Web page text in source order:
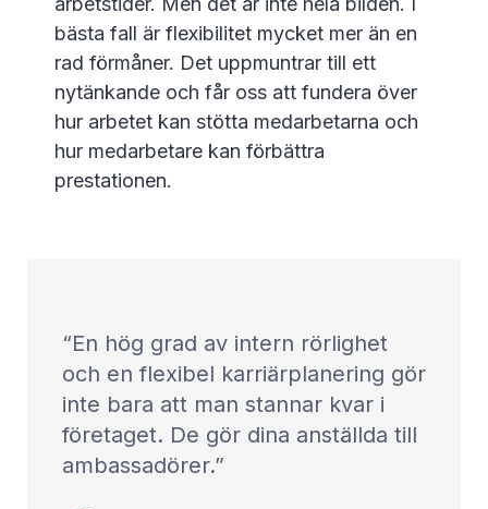
bästa fall är flexibilitet mycket mer än en
rad förmåner. Det uppmuntrar till ett
nytänkande och får oss att fundera över
hur arbetet kan stötta medarbetarna och
hur medarbetare kan förbättra
prestationen.
En hög grad av intern rörlighet
och en flexibel karriärplanering gör
inte bara att man stannar kvar i
företaget. De gör dina anställda till
ambassadörer.